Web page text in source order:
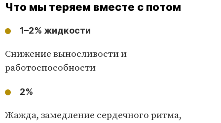
Что мы теряем вместе с потом
1–2% жидкости
Снижение выносливости и
работоспособности
2%
Жажда, замедление сердечного ритма,